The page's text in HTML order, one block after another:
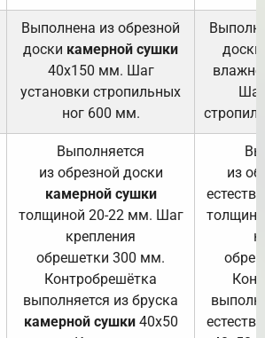
Выполнена из обрезной
доски камерной сушки
40х150 мм. Шаг
установки стропильных
ног 600 мм.
доски
Выполняется
из обрезной доски
камерной сушки
толщиной 20-22 мм. Шаг
крепления
обрешетки 300 мм.
Контробрешётка
выполняется из бруска
камерной сушки40х50
из